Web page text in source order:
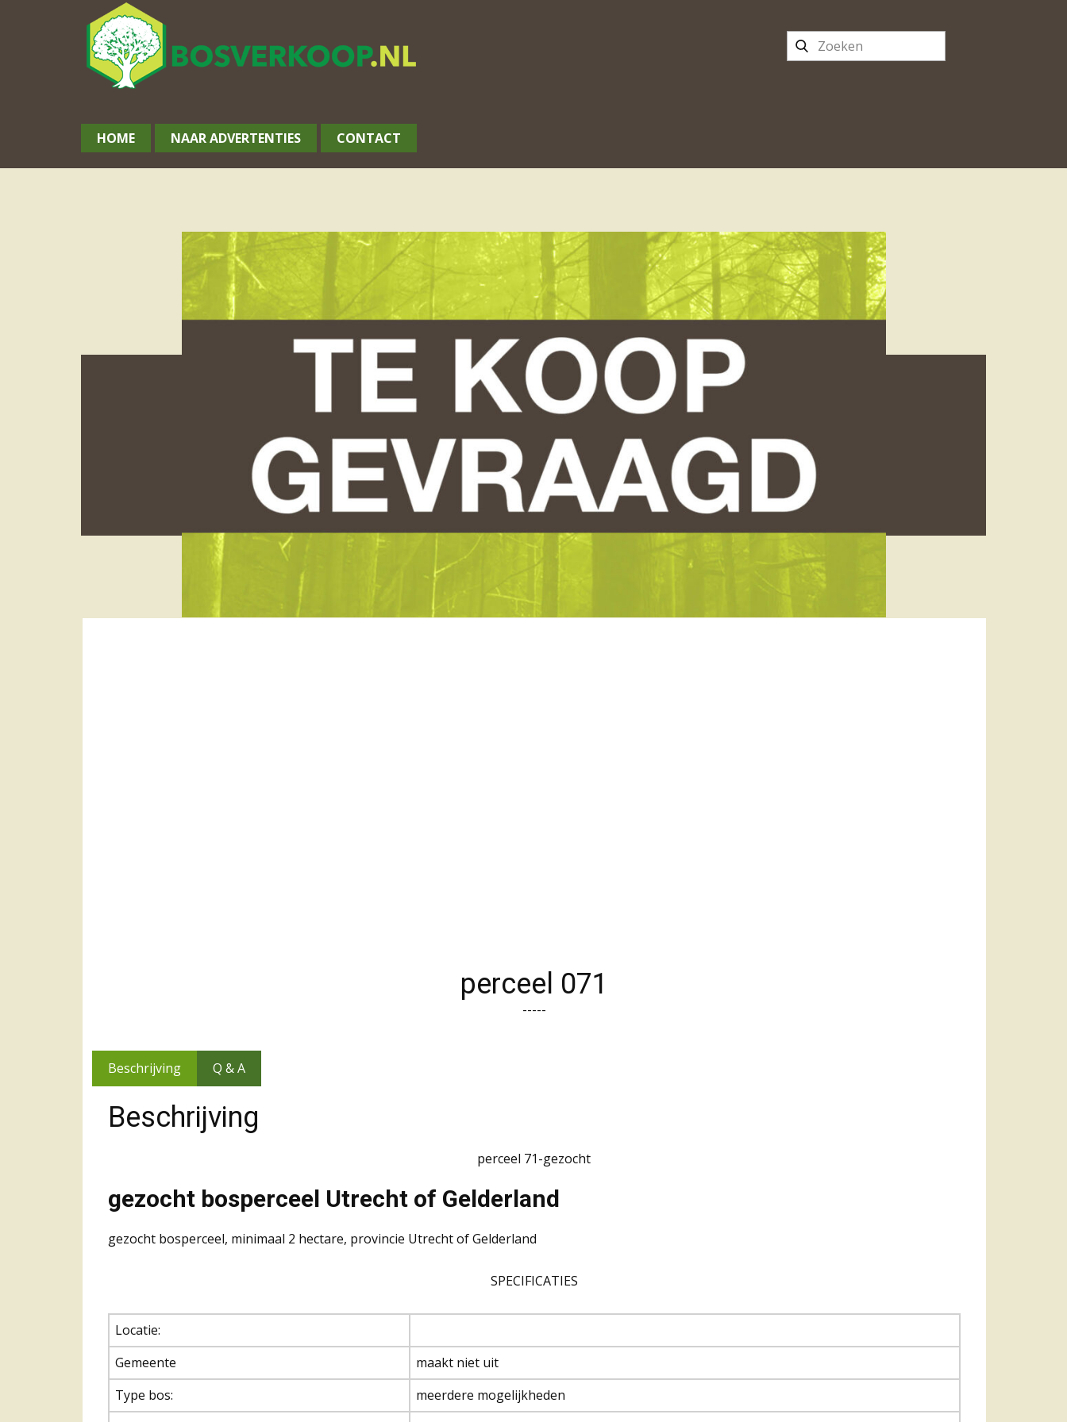
HOME NAAR ADVERTENTIES CONTACT
perceel 071
-----
Beschrijving Q & A
Beschrijving
perceel 71-gezocht
gezocht bosperceel Utrecht of Gelderland
gezocht bosperceel, minimaal 2 hectare, provincie Utrecht of Gelderland
SPECIFICATIES
Locatie:
Gemeente
maakt niet uit
Type bos:
meerdere mogelijkheden